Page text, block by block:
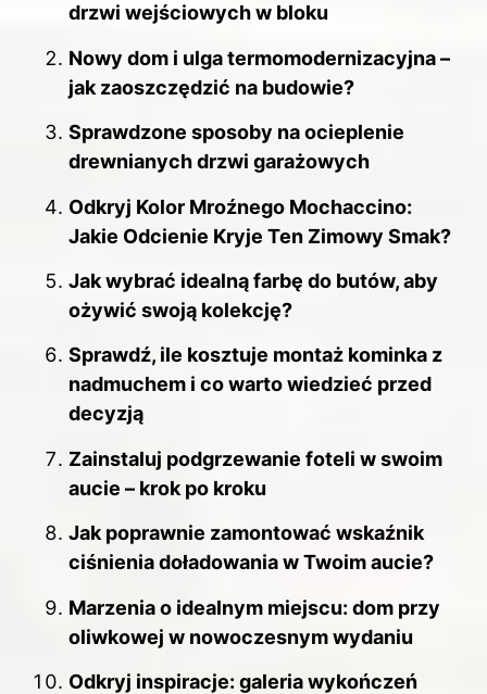
drzwi wejściowych w bloku
Nowy dom i ulga termomodernizacyjna –
jak zaoszczędzić na budowie?
Sprawdzone sposoby na ocieplenie
drewnianych drzwi garażowych
Odkryj Kolor Mroźnego Mochaccino:
Jakie Odcienie Kryje Ten Zimowy Smak?
Jak wybrać idealną farbę do butów, aby
ożywić swoją kolekcję?
Sprawdź, ile kosztuje montaż kominka z
nadmuchem i co warto wiedzieć przed
decyzją
Zainstaluj podgrzewanie foteli w swoim
aucie – krok po kroku
Jak poprawnie zamontować wskaźnik
ciśnienia doładowania w Twoim aucie?
Marzenia o idealnym miejscu: dom przy
oliwkowej w nowoczesnym wydaniu
Odkryj inspiracje: galeria wykończeń